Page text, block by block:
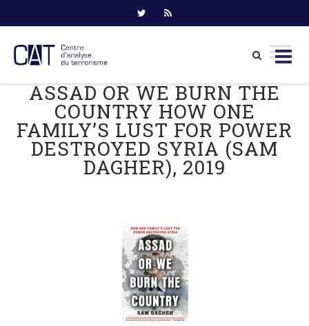
ASSAD OR WE BURN THE
COUNTRY HOW ONE
FAMILY’S LUST FOR POWER
DESTROYED SYRIA (SAM
DAGHER), 2019